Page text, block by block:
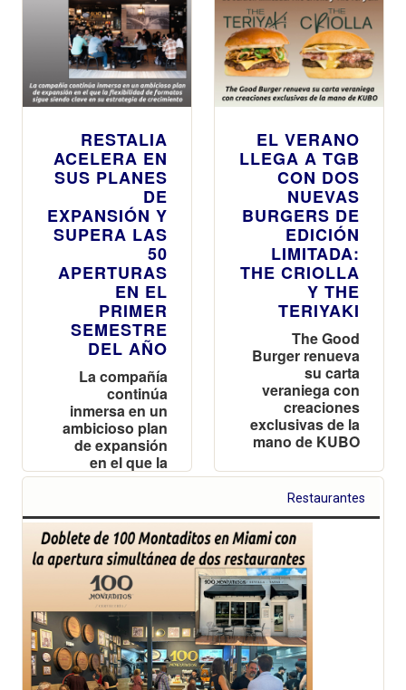
RESTALIA
ACELERA EN
SUS PLANES
DE
EXPANSIÓN Y
SUPERA LAS
50
APERTURAS
EN EL
PRIMER
SEMESTRE
DEL AÑO
La compañía
continúa
inmersa en un
ambicioso plan
de expansión
en el que la
flexibilidad de
siendo clave en
su estrategia de
crecimiento
EL VERANO
LLEGA A TGB
CON DOS
NUEVAS
BURGERS DE
EDICIÓN
LIMITADA:
THE CRIOLLA
Y THE
TERIYAKI
The Good
Burger renueva
su carta
veraniega con
creaciones
exclusivas de la
mano de KUBO
Restaurantes